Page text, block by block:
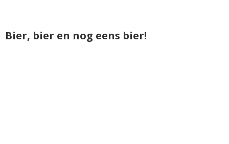
Bier, bier en nog eens bier!